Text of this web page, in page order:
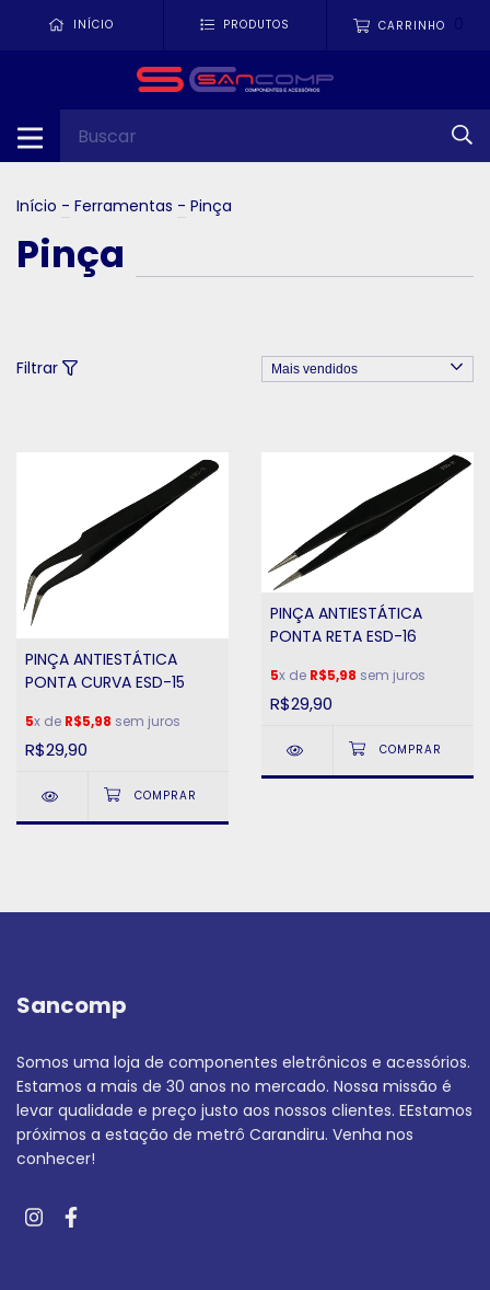
INÍCIO PRODUTOS CARRINHO
Início - Ferramentas - Pinça
Pinça
Filtrar
PINÇA ANTIESTÁTICA
PONTA CURVA ESD-15
5x de R$5,98 sem juros
R$29,90
PINÇA ANTIESTÁTICA
PONTA RETA ESD-16
5x de R$5,98 sem juros
R$29,90
Sancomp
Somos uma loja de componentes eletrônicos e acessórios.
Estamos a mais de 30 anos no mercado. Nossa missão é
levar qualidade e preço justo aos nossos clientes. EEstamos
próximos a estação de metrô Carandiru. Venha nos
conhecer!